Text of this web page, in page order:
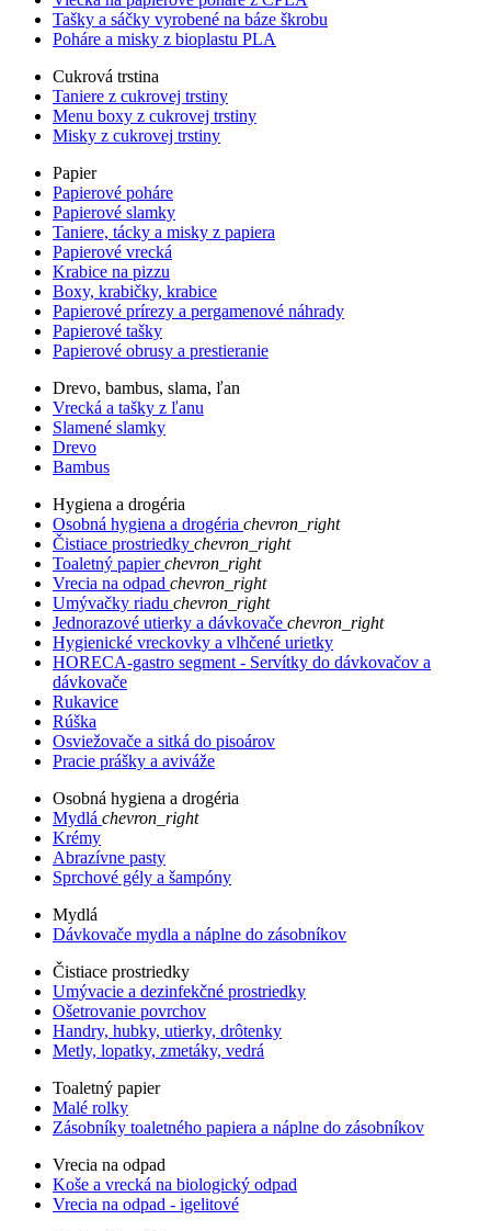
Tašky a sáčky vyrobené na báze škrobu
Poháre a misky z bioplastu PLA
Cukrová trstina
Taniere z cukrovej trstiny
Menu boxy z cukrovej trstiny
Misky z cukrovej trstiny
Papier
Papierové poháre
Papierové slamky
Taniere, tácky a misky z papiera
Papierové vrecká
Krabice na pizzu
Boxy, krabičky, krabice
Papierové prírezy a pergamenové náhrady
Papierové tašky
Papierové obrusy a prestieranie
Drevo, bambus, slama, ľan
Vrecká a tašky z ľanu
Slamené slamky
Drevo
Bambus
Hygiena a drogéria
Osobná hygiena a drogéria chevron_right
Čistiace prostriedky chevron_right
Toaletný papierchevron_right
Vrecia na odpad chevron_right
Umývačky riadu chevron_right
Jednorazové utierky a dávkovače chevron_right
Hygienické vreckovky a vlhčené urietky
HORECA-gastro segment - Servítky do dávkovačov a
dávkovače
Rukavice
Rúška
Osviežovače a sitká do pisoárov
Pracie prášky a aviváže
Osobná hygiena a drogéria
Mydlá chevron_right
Krémy
Abrazívne pasty
Sprchové gély a šampóny
Mydlá
Dávkovače mydla a náplne do zásobníkov
Čistiace prostriedky
Umývacie a dezinfekčné prostriedky
Ošetrovanie povrchov
Handry, hubky, utierky, drôtenky
Metly, lopatky, zmetáky, vedrá
Toaletný papier
Malé rolky
Zásobníky toaletného papiera a náplne do zásobníkov
Vrecia na odpad
Koše a vrecká na biologický odpad
Vrecia na odpad - igelitové